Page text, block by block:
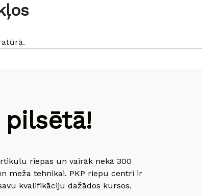
riepas un vairāk nekā 300
meža tehnikai. PKP riepu centri ir
kvalifikāciju dažādos kursos.